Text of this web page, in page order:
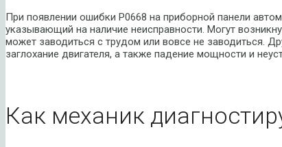
При появлении ошибки P0668 на приборной панели
указывающий на наличие неисправности. Могут
может заводиться с трудом или вовсе не заводиться.
заглохание двигателя, а также падение мощности и
Как механик